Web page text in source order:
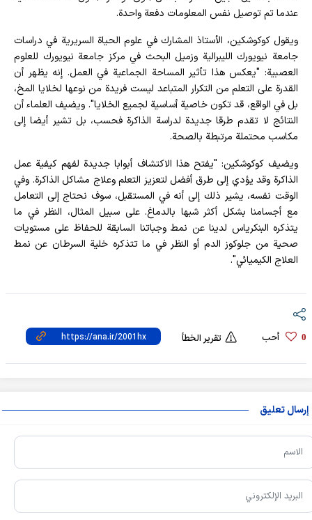
عندما تم توصيل نفس المعلومات دفعة واحدة.
ويقول كوكوشكين، الأستاذ المشارك في علوم الحياة السريرية في دراسات
جامعة نيويورك الليبرالية وزميل البحث في مركز جامعة نيويورك للعلوم
العصبية: "يعكس هذا تأثير المساحة الجماعية في العمل. إنه يظهر أن
القدرة على التعلم من التكرار المتباعد ليست فريدة من نوعها لخلايا المخ،
بل في الواقع، قد تكون خاصية أساسية لجميع الخلايا". ويضيف العلماء أن
النتائج لا تقدم طرقا جديدة لدراسة الذاكرة فحسب، بل تشير أيضا إلى
مكاسب محتملة مرتبطة بالصحة.
ويضيف كوكوشكين: "يفتح هذا الاكتشاف أبوابا جديدة لفهم كيفية عمل
الذاكرة وقد يؤدي إلى طرق أفضل لتعزيز التعلم وعلاج مشاكل الذاكرة. وفي
الوقت نفسه، يشير ذلك إلى أنه في المستقبل، سوف نحتاج إلى التعامل
مع أجسامنا بشكل أكثر شبها بالدماغ. على سبيل المثال، النظر في ما
يتذكره البنكرياس لدينا عن نمط وجباتنا السابقة للحفاظ على مستويات
صحية من جلوكوز الدم أو النظر في ما تتذكره خلية السرطان عن نمط
العلاج الكيميائي".
0 أحب تقرير الخطأ
إرسال تعليق